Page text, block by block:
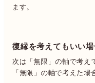
ます。
復縁を考えてもいい
次は「無限」の軸で考え
「無限」の軸で考えた場